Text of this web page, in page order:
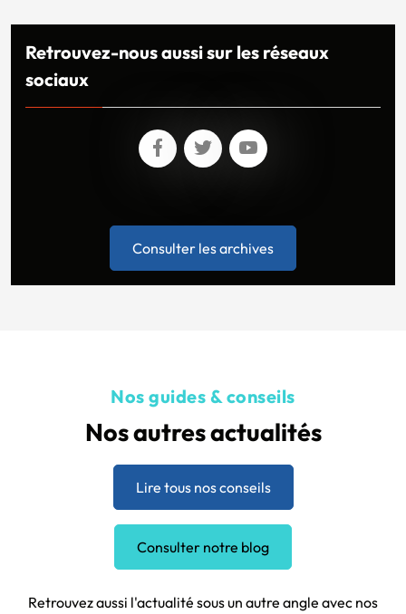
Retrouvez-nous aussi sur les réseaux
sociaux
Consulter les archives
Nos guides & conseils
Nos autres actualités
Lire tous nos conseils
Consulter notre blog
Retrouvez aussi l'actualité sous un autre angle avec nos